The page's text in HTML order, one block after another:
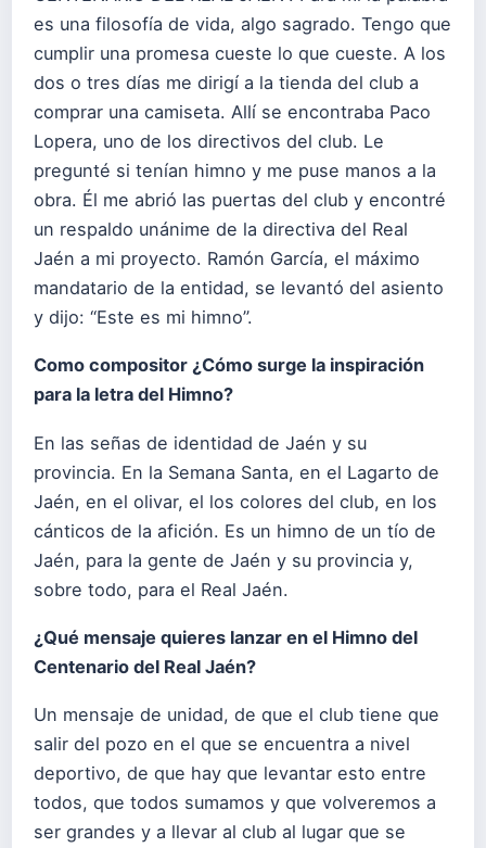
es una filosofía de vida, algo sagrado. Tengo que
cumplir una promesa cueste lo que cueste. A los
dos o tres días me dirigí a la tienda del club a
comprar una camiseta. Allí se encontraba Paco
Lopera, uno de los directivos del club. Le
pregunté si tenían himno y me puse manos a la
obra. Él me abrió las puertas del club y encontré
un respaldo unánime de la directiva del Real
Jaén a mi proyecto. Ramón García, el máximo
mandatario de la entidad, se levantó del asiento
y dijo: “Este es mi himno”.
Como compositor ¿Cómo surge la inspiración
para la letra del Himno?
En las señas de identidad de Jaén y su
provincia. En la Semana Santa, en el Lagarto de
Jaén, en el olivar, el los colores del club, en los
cánticos de la afición. Es un himno de un tío de
Jaén, para la gente de Jaén y su provincia y,
sobre todo, para el Real Jaén.
¿Qué mensaje quieres lanzar en el Himno del
Centenario del Real Jaén?
Un mensaje de unidad, de que el club tiene que
salir del pozo en el que se encuentra a nivel
deportivo, de que hay que levantar esto entre
todos, que todos sumamos y que volveremos a
ser grandes y a llevar al club al lugar que se